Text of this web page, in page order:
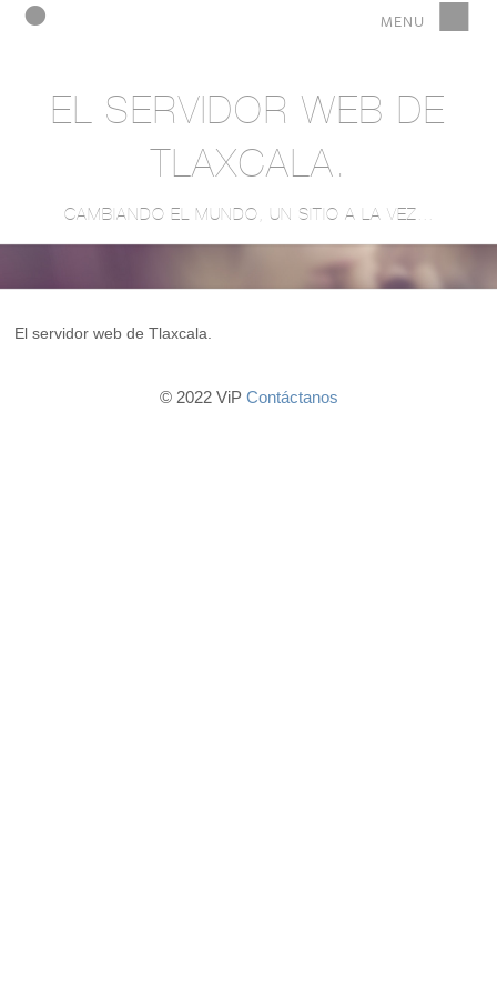
EL SERVIDOR WEB DE
TLAXCALA.
CAMBIANDO EL MUNDO, UN SITIO A LA VEZ...
El servidor web de Tlaxcala.
© 2022 ViP Contáctanos